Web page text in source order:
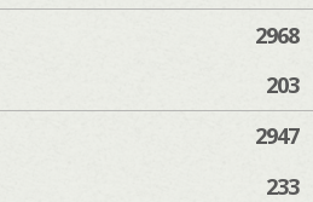
2968
203
2947
233